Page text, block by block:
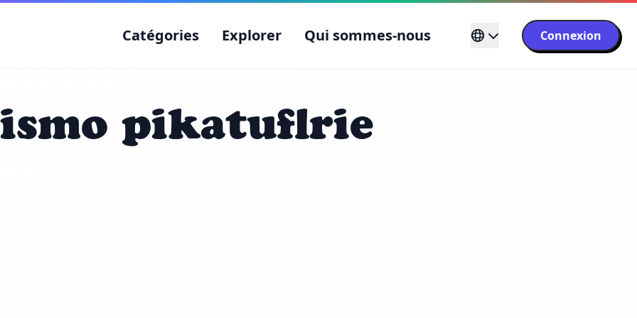
Catégories Explorer Qui sommes-nous Connexion
pikatuflrie